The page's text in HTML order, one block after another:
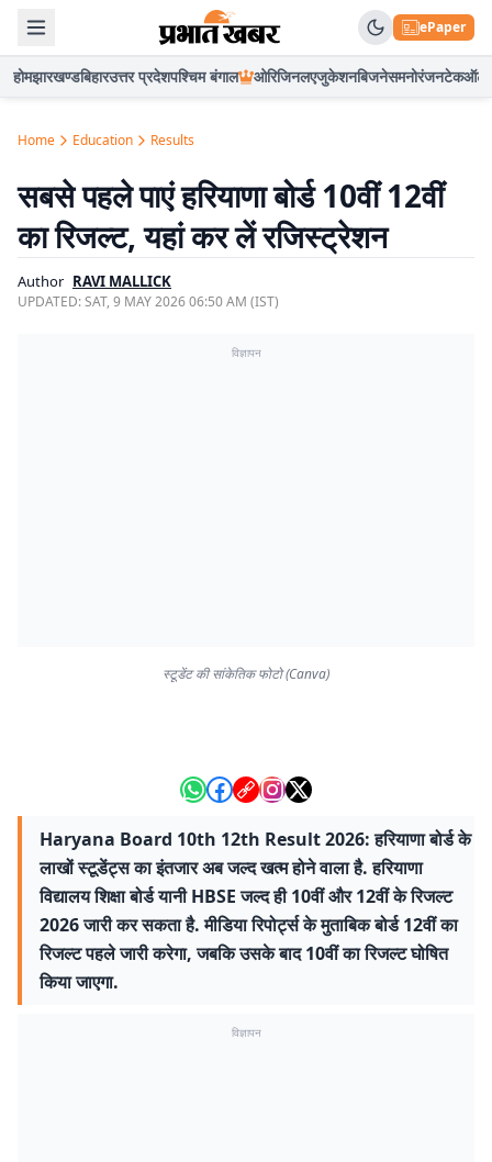
ePaper
होमझारखण्डबिहारउत्तर प्रदेशपश्चिम बंगाल ओरिजिनलएजुकेशनबिजनेसमनोरंजनटेकऑटो
Home Education Results
सबसे पहले पाएं हरियाणा बोर्ड 10वीं 12वीं
का रिजल्ट, यहां कर लें रजिस्ट्रेशन
Author RAVI MALLICK
UPDATED:SAT, 9 MAY 2026 06:50 AM (IST)
विज्ञापन
स्टूडेंट की सांकेतिक फोटो (Canva)
Haryana Board 10th 12th Result 2026: हरियाणा बोर्ड के
लाखों स्टूडेंट्स का इंतजार अब जल्द खत्म होने वाला है. हरियाणा
विद्यालय शिक्षा बोर्ड यानी HBSE जल्द ही 10वीं और 12वीं के रिजल्ट
2026 जारी कर सकता है. मीडिया रिपोर्ट्स के मुताबिक बोर्ड 12वीं का
रिजल्ट पहले जारी करेगा, जबकि उसके बाद 10वीं का रिजल्ट घोषित
किया जाएगा.
विज्ञापन